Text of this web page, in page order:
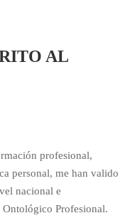
AL
profesional,
personal, me han valido
nacional e
Profesional.